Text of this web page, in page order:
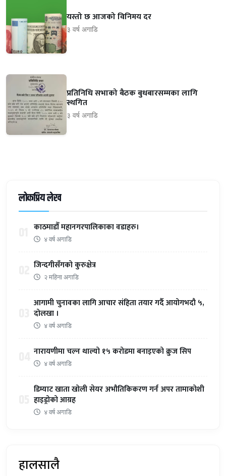
यस्तो छ आजको विनिमय दर
३ वर्ष अगाडि
प्रतिनिधि सभाको बैठक बुधबारसम्मका लागि
स्थगित
३ वर्ष अगाडि
लोकप्रिय लेख
काठमाडौँ महानगरपालिकाका वडाहरु।
४ वर्ष अगाडि
जिन्दगीसँगको कुरुक्षेत्र
२ महिना अगाडि
आगामी चुनावका लागि आचार संहिता तयार गर्दै आयोगभदौ ५,
दोलखा ।
४ वर्ष अगाडि
नारायणीमा चल्न थाल्यो १५ करोडमा बनाइएको क्रुज सिप
४ वर्ष अगाडि
डिम्याट खाता खोली सेयर अभौतिकिकरण गर्न अपर तामाकोशी
हाइड्रोको आग्रह
४ वर्ष अगाडि
हालसालै